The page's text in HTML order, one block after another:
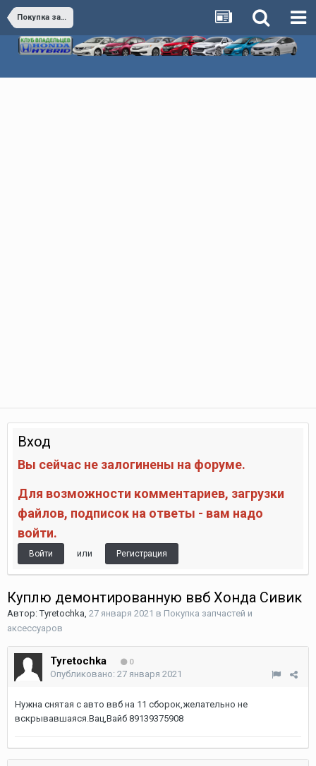
Покупка запчастей и аксессуаров
Вход
Вы сейчас не залогинены на форуме.
Для возможности комментариев, загрузки
файлов, подписок на ответы - вам надо
войти.
Войти или Регистрация
Куплю демонтированную ввб Хонда Сивик
Автор:Tyretochka, 27 января 2021 в Покупка запчастей и
аксессуаров
Tyretochka 0
Опубликовано: 27 января 2021
Нужна снятая с авто ввб на 11 сборок,желательно не
вскрывавшаяся.Вац,Вайб 89139375908